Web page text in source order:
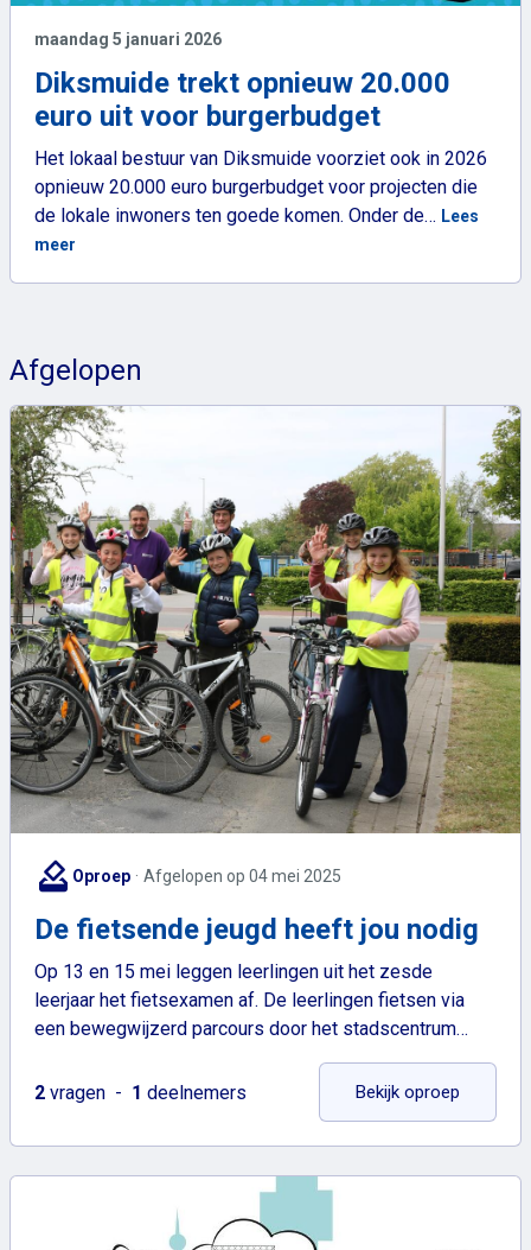
maandag 5 januari 2026
Diksmuide trekt opnieuw 20.000
euro uit voor burgerbudget
Het lokaal bestuur van Diksmuide voorziet ook in 2026
opnieuw 20.000 euro burgerbudget voor projecten die
de lokale inwoners ten goede komen. Onder de… Lees
meer
Afgelopen
how_to_vote Oproep Afgelopen op 04 mei 2025
De fietsende jeugd heeft jou nodig
Op 13 en 15 mei leggen leerlingen uit het zesde
leerjaar het fietsexamen af. De leerlingen fietsen via
een bewegwijzerd parcours door het stadscentrum…
2 vragen 1 deelnemers Bekijk oproep